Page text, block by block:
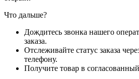
Что дальше?
Дождитесь звонка нашего
заказа.
Отслеживайте статус заказа
телефону.
Получите товар в